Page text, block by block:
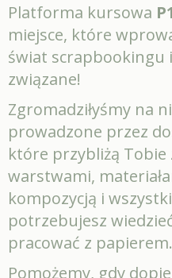
Platforma kursowa
miejsce, które
świat scrapbookingu
związane!
Zgromadziłyśmy na
prowadzone przez
które przybliżą Tobie
warstwami,
kompozycją i
potrzebujesz
pracować z papierem.
Pomożemy, gdy